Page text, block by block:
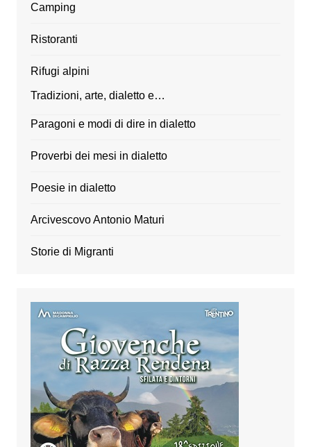
Camping
Ristoranti
Rifugi alpini
Tradizioni, arte, dialetto e…
Paragoni e modi di dire in dialetto
Proverbi dei mesi in dialetto
Poesie in dialetto
Arcivescovo Antonio Maturi
Storie di Migranti